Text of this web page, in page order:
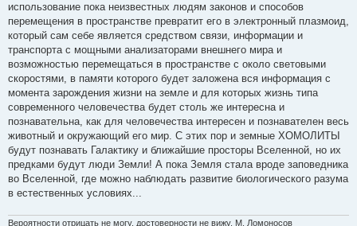
использование пока неизвестных людям законов и способов
перемещения в пространстве превратит его в электронный плазмоид,
который сам себе является средством связи, информации и
транспорта с мощными анализаторами внешнего мира и
возможностью перемещаться в пространстве с около световыми
скоростями, в памяти которого будет заложена вся информация с
момента зарождения жизни на земле и для которых жизнь типа
современного человечества будет столь же интересна и
познавательна, как для человечества интересен и познавателен весь
животный и окружающий его мир. С этих пор и земные ХОМОЛИТЫ
будут познавать Галактику и ближайшие просторы Вселенной, но их
предками будут люди Земли! А пока Земля стала вроде заповедника
во Вселенной, где можно наблюдать развитие биологического разума
в естественных условиях...
Вероятности отрицать не могу, достоверности не вижу. М. Ломоносов